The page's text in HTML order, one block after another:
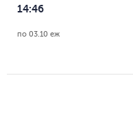
14:46
по 03.10 еж